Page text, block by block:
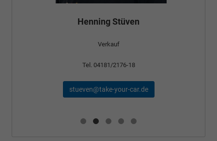
Henning Stüven
Verkauf
Tel. 04181/2176-18
stueven@take-your-car.de